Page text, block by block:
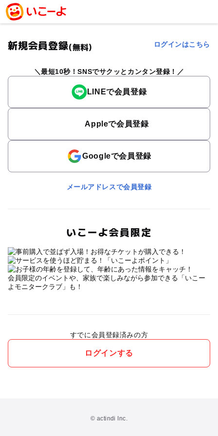
新規会員登録(無料) ログインはこちら
最短10秒！SNSでサクッとカンタン登録！
LINEで会員登録
Appleで会員登録
Googleで会員登録
メールアドレスで会員登録
いこーよ会員限定
会員限定のイベントや、家族で楽しみながら参加できる「いこー
よモニタークラブ」も！
すでに会員登録済みの方
ログインする
© actindi Inc.